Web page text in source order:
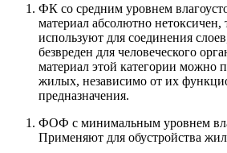
ФК со средним уровнем
материал абсолютно нетоксичен,
используют для соединения
безвреден для человеческого
материал этой категории можно
жилых, независимо от их
предназначения.
ФОФ с минимальным уровнем
Применяют для обустройства